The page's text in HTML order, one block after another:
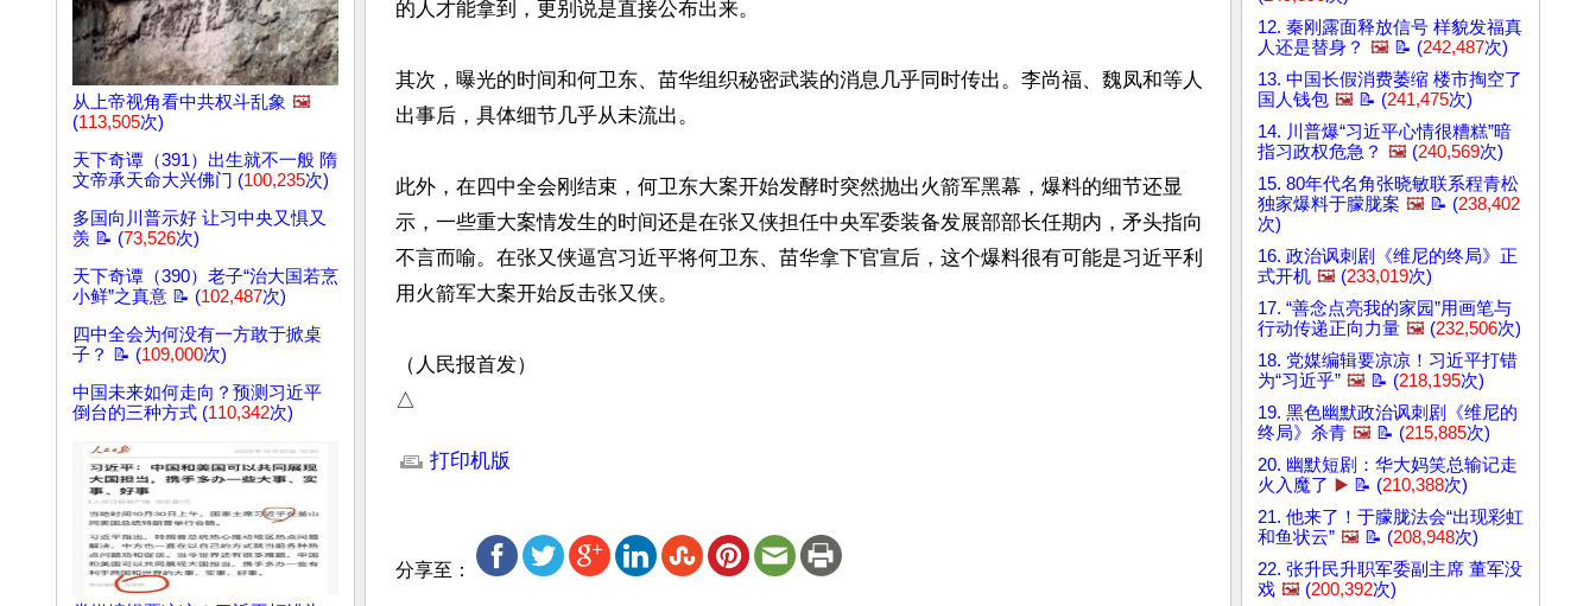
从上帝视角看中共权斗乱象 🖼️
(113,505次)
天下奇谭（391）出生就不一般 隋
文帝承天命大兴佛门 (100,235次)
多国向川普示好 让习中央又惧又
羡 📝 (73,526次)
天下奇谭（390）老子“治大国若烹
小鲜”之真意 📝 (102,487次)
四中全会为何没有一方敢于掀桌
子？ 📝 (109,000次)
中国未来如何走向？预测习近平
倒台的三种方式 (110,342次)
的人才能拿到，更别说是直接公布出来。
其次，曝光的时间和何卫东、苗华组织秘密武装的消息几乎同时传出。李尚福、魏凤和等人
出事后，具体细节几乎从未流出。
此外，在四中全会刚结束，何卫东大案开始发酵时突然抛出火箭军黑幕，爆料的细节还显
示，一些重大案情发生的时间还是在张又侠担任中央军委装备发展部部长任期内，矛头指向
不言而喻。在张又侠逼宫习近平将何卫东、苗华拿下官宣后，这个爆料很有可能是习近平利
用火箭军大案开始反击张又侠。
（人民报首发）
△
打印机版
分享至：
12. 秦刚露面释放信号 样貌发福真
人还是替身？ 🖼️ 📝 (242,487次)
13. 中国长假消费萎缩 楼市掏空了
国人钱包 🖼️ 📝 (241,475次)
14. 川普爆“习近平心情很糟糕”暗
指习政权危急？ 🖼️ (240,569次)
15. 80年代名角张晓敏联系程青松
独家爆料于朦胧案 🖼️ 📝 (238,402
次)
16. 政治讽刺剧《维尼的终局》正
式开机 🖼️ (233,019次)
17. “善念点亮我的家园”用画笔与
行动传递正向力量 🖼️ (232,506次)
18. 党媒编辑要凉凉！习近平打错
为“习近乎” 🖼️ 📝 (218,195次)
19. 黑色幽默政治讽刺剧《维尼的
终局》杀青 🖼️ 📝 (215,885次)
20. 幽默短剧：华大妈笑总输记走
火入魔了 ▶️ 📝 (210,388次)
21. 他来了！于朦胧法会“出现彩虹
和鱼状云” 🖼️ 📝 (208,948次)
22. 张升民升职军委副主席 董军没
戏 🖼️ (200,392次)